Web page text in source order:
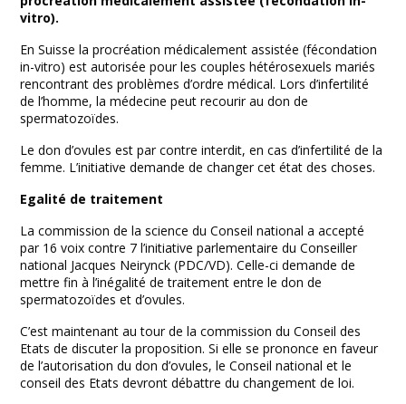
vitro).
En Suisse la procréation médicalement assistée (fécondation
in-vitro) est autorisée pour les couples hétérosexuels mariés
rencontrant des problèmes d’ordre médical. Lors d’infertilité
de l’homme, la médecine peut recourir au don de
spermatozoïdes.
Le don d’ovules est par contre interdit, en cas d’infertilité de la
femme. L’initiative demande de changer cet état des choses.
Egalité de traitement
La commission de la science du Conseil national a accepté
par 16 voix contre 7 l’initiative parlementaire du Conseiller
national Jacques Neirynck (PDC/VD). Celle-ci demande de
mettre fin à l’inégalité de traitement entre le don de
spermatozoïdes et d’ovules.
C’est maintenant au tour de la commission du Conseil des
Etats de discuter la proposition. Si elle se prononce en faveur
de l’autorisation du don d’ovules, le Conseil national et le
conseil des Etats devront débattre du changement de loi.